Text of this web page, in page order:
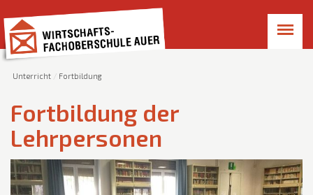
Unterricht Fortbildung
Fortbildung der
Lehrpersonen